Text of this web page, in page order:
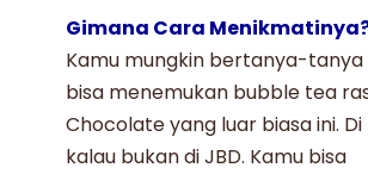
Gimana Cara
Kamu mungkin bertanya-tanya
bisa menemukan bubble tea
Chocolateyang luar biasa ini.
kalau bukan di JBD. Kamu bisa